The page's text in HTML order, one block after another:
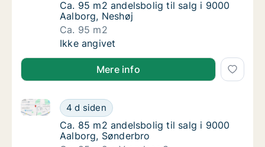
Ca. 95 m2 andelsbolig til salg i 9000
Ca. 95 m2 andelsbolig til salg i 9000
Aalborg, Neshøj
Ca. 95 m2
Ca. 95 m2 andelsbolig til salg i 9000
Ikke angivet
Mere info
Ca. 85 m2 andelsbolig til salg i 9000
4 d siden
Ca. 85 m2 andelsbolig til salg i 9000 Aalborg,
Ca. 85 m2 andelsbolig til salg i 9000
Ca. 85 m2 andelsbolig til salg i 9000
Aalborg, Sønderbro